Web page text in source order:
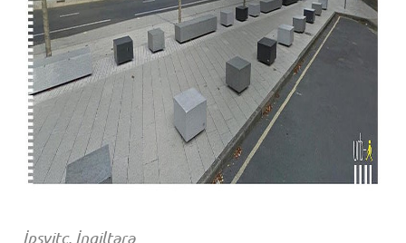
İpsvitç, İngiltərə​